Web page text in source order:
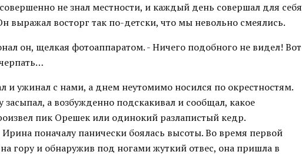
не знал местности, и каждый день совершал для себя
выражал восторг так по-детски, что мы невольно смеялись.
он, щелкая фотоаппаратом. - Ничего подобного не видел! Вот
и ужинал с нами, а днем неутомимо носился по окрестностям.
засыпал, а возбужденно подскакивал и сообщал, какое
пик Орешек или одинокий разлапистый кедр.
поначалу панически боялась высоты. Во время первой
гору и обнаружив под ногами жуткий отвес, она пришла в